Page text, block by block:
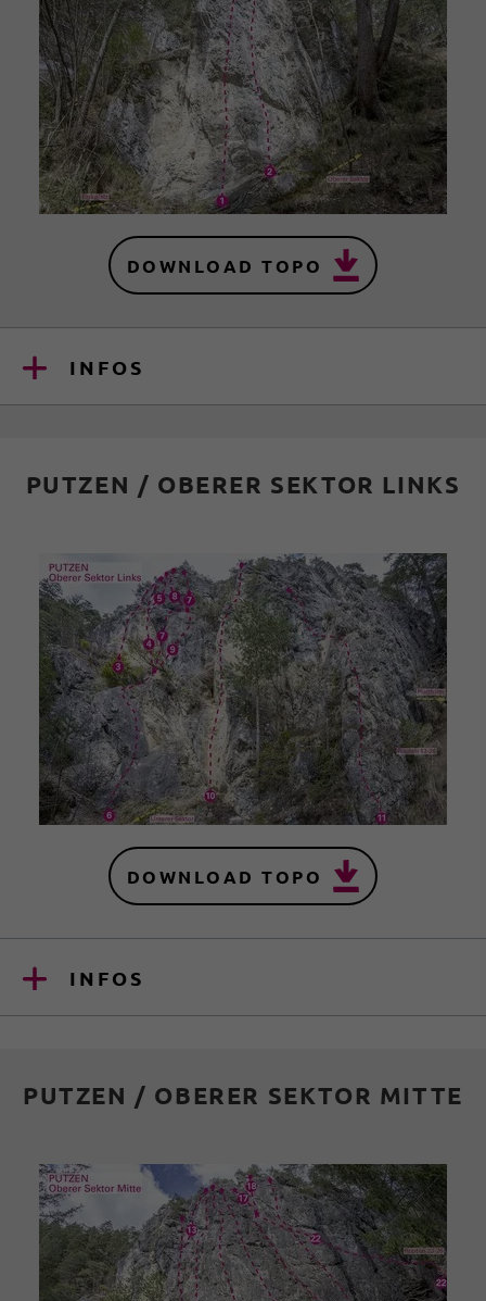
DOWNLOAD TOPO
INFOS
PUTZEN / OBERER SEKTOR LINKS
DOWNLOAD TOPO
INFOS
PUTZEN / OBERER SEKTOR MITTE